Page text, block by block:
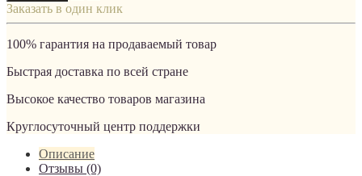
Заказать в один клик
100% гарантия на продаваемый товар
Быстрая доставка по всей стране
Высокое качество товаров магазина
Круглосуточный центр поддержки
Описание
Отзывы (0)